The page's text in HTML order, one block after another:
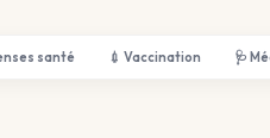
santé 💉 Vaccination 🩺